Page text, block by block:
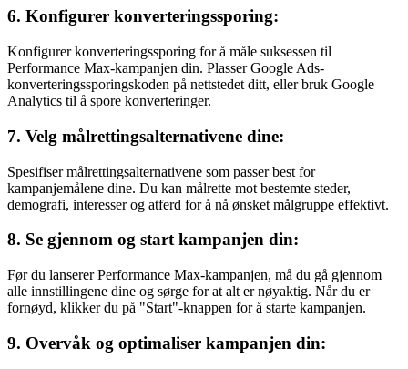
6. Konfigurer konverteringssporing:
Konfigurer konverteringssporing for å måle suksessen til
Performance Max-kampanjen din. Plasser Google Ads-
konverteringssporingskoden på nettstedet ditt, eller bruk Google
Analytics til å spore konverteringer.
7. Velg målrettingsalternativene dine:
Spesifiser målrettingsalternativene som passer best for
kampanjemålene dine. Du kan målrette mot bestemte steder,
demografi, interesser og atferd for å nå ønsket målgruppe effektivt.
8. Se gjennom og start kampanjen din:
Før du lanserer Performance Max-kampanjen, må du gå gjennom
alle innstillingene dine og sørge for at alt er nøyaktig. Når du er
fornøyd, klikker du på "Start"-knappen for å starte kampanjen.
9. Overvåk og optimaliser kampanjen din: